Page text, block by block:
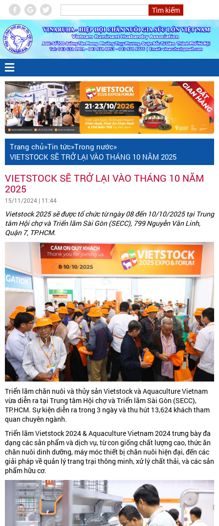
Trang chủ»Tin tức»Trong nước»
VIETSTOCK SẼ TRỞ LẠI VÀO THÁNG 10 NĂM 2025
VIETSTOCK SẼ TRỞ LẠI VÀO THÁNG 10 NĂM
2025
15/11/2024 | 11:44
Vietstock 2025 sẽ được tổ chức từ ngày 08 đến 10/10/2025 tại Trung
tâm Hội chợ và Triển lãm Sài Gòn (SECC), 799 Nguyễn Văn Linh,
Quận 7, TP.HCM.
Triển lãm chăn nuôi và thủy sản Vietstock và Aquaculture Vietnam
vừa diễn ra tại Trung tâm Hội chợ và Triển lãm Sài Gòn (SECC),
TP.HCM. Sự kiện diễn ra trong 3 ngày và thu hút 13,624 khách tham
quan chuyên ngành.
Triển lãm Vietstock 2024 & Aquaculture Vietnam 2024 trưng bày đa
dạng các sản phẩm và dịch vụ, từ con giống chất lượng cao, thức ăn
chăn nuôi dinh dưỡng, máy móc thiết bị chăn nuôi hiện đại, đến các
giải pháp về quản lý trang trại thông minh, xử lý chất thải, và các sản
phẩm hữu cơ.